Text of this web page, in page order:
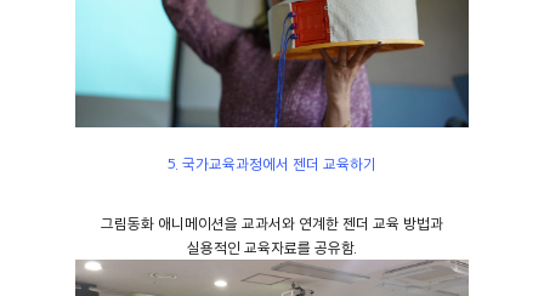
5. 국가교육과정에서 젠더 교육하기
그림동화 애니메이션을 교과서와 연계한 젠더 교육 방법과
실용적인 교육자료를 공유함.